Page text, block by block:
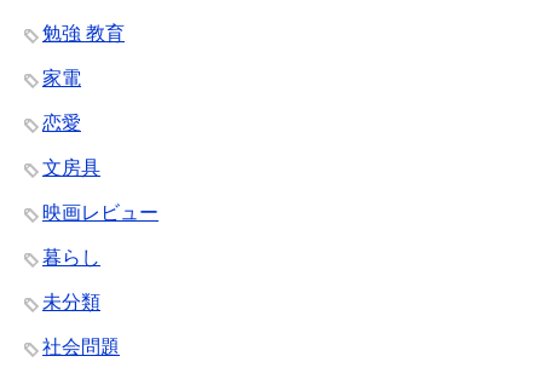
勉強 教育
家電
恋愛
文房具
映画レビュー
暮らし
未分類
社会問題